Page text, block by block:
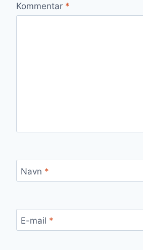
Kommentar *
Navn *
E-mail *